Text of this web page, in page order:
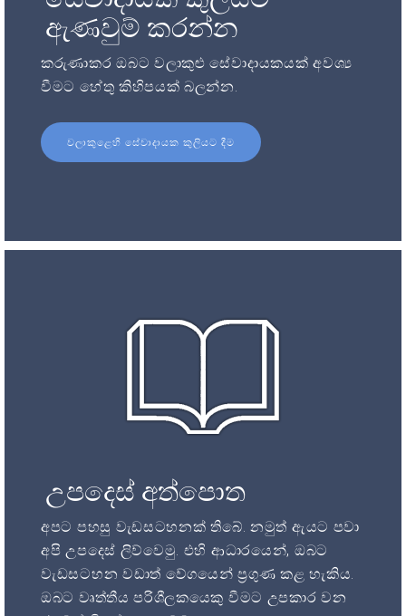
ඇණවුම් කරන්න
කරුණාකර ඔබට වලාකුළු සේවාදායකයක් අවශ්‍ය
වීමට හේතු කිහිපයක් බලන්න.
වලාකුළෙහි සේවාදායක කුලියට දීම
උපදෙස් අත්පොත
අපට පහසු වැඩසටහනක් තිබේ. නමුත් ඇයට පවා
අපි උපදෙස් ලිව්වෙමු. එහි ආධාරයෙන්, ඔබට
වැඩසටහන වඩාත් වේගයෙන් ප්‍රගුණ කළ හැකිය.
ඔබට වෘත්තීය පරිශීලකයෙකු වීමට උපකාර වන